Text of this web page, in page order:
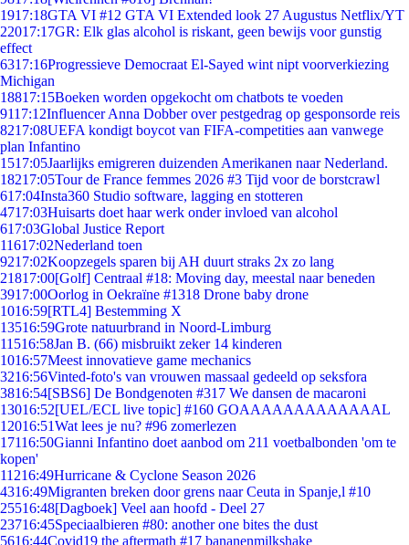
1917:18GTA VI #12 GTA VI Extended look 27 Augustus Netflix/YT
22017:17GR: Elk glas alcohol is riskant, geen bewijs voor gunstig
effect
6317:16Progressieve Democraat El-Sayed wint nipt voorverkiezing
Michigan
18817:15Boeken worden opgekocht om chatbots te voeden
9117:12Influencer Anna Dobber over pestgedrag op gesponsorde reis
8217:08UEFA kondigt boycot van FIFA-competities aan vanwege
plan Infantino
1517:05Jaarlijks emigreren duizenden Amerikanen naar Nederland.
18217:05Tour de France femmes 2026 #3 Tijd voor de borstcrawl
617:04Insta360 Studio software, lagging en stotteren
4717:03Huisarts doet haar werk onder invloed van alcohol
617:03Global Justice Report
11617:02Nederland toen
9217:02Koopzegels sparen bij AH duurt straks 2x zo lang
21817:00[Golf] Centraal #18: Moving day, meestal naar beneden
3917:00Oorlog in Oekraïne #1318 Drone baby drone
1016:59[RTL4] Bestemming X
13516:59Grote natuurbrand in Noord-Limburg
11516:58Jan B. (66) misbruikt zeker 14 kinderen
1016:57Meest innovatieve game mechanics
3216:56Vinted-foto's van vrouwen massaal gedeeld op seksfora
3816:54[SBS6] De Bondgenoten #317 We dansen de macaroni
13016:52[UEL/ECL live topic] #160 GOAAAAAAAAAAAAAL
12016:51Wat lees je nu? #96 zomerlezen
17116:50Gianni Infantino doet aanbod om 211 voetbalbonden 'om te
kopen'
11216:49Hurricane & Cyclone Season 2026
4316:49Migranten breken door grens naar Ceuta in Spanje,l #10
25516:48[Dagboek] Veel aan hoofd - Deel 27
23716:45Speciaalbieren #80: another one bites the dust
5616:44Covid19 the aftermath #17 bananenmilkshake